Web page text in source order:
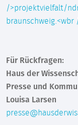
/>projektvielfalt/
braunschweig.<wbr
Für Rückfragen:
Haus der
Presse und
Louisa Larsen